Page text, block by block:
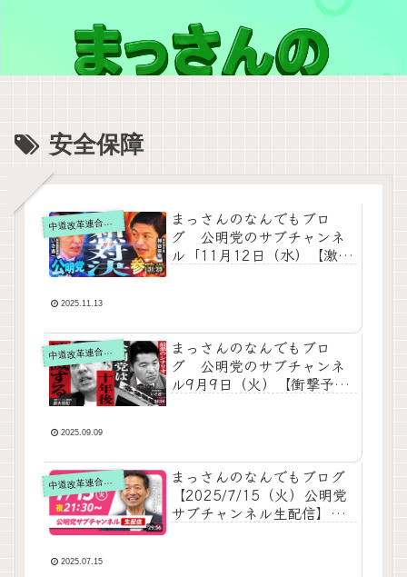
安全保障
中道改革連合の動画をテキスト要約
まっさんのなんでもブロ
グ 公明党のサブチャンネ
ル「11月12日（水）【激
2025.11.13
中道改革連合の動画をテキスト要約
まっさんのなんでもブロ
グ 公明党のサブチャンネ
ル9月9日（火）【衝撃予
2025.09.09
中道改革連合の動画をテキスト要約
まっさんのなんでもブログ
【2025/7/15（火）公明党
サブチャンネル生配信】の
2025.07.15